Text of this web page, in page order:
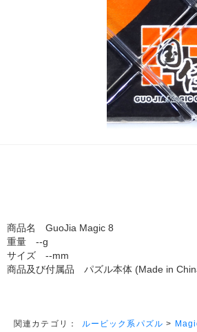
商品名 GuoJia Magic 8
重量 --g
サイズ --mm
商品及び付属品 パズル本体 (Made in
関連カテゴリ： ルービック系パズル >